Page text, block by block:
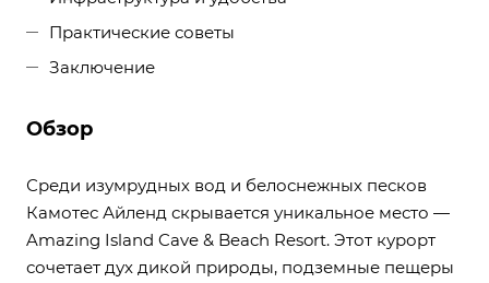
Практические советы
Заключение
Обзор
Среди изумрудных вод и белоснежных песков
Камотес Айленд скрывается уникальное место —
Amazing Island Cave & Beach Resort. Этот курорт
сочетает дух дикой природы, подземные пещеры